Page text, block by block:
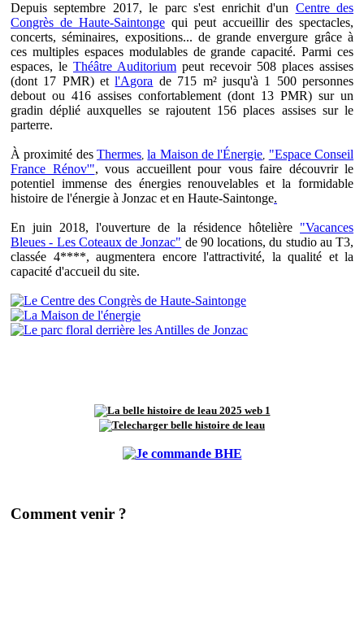
Depuis septembre 2017, le parc s'est enrichit d'un Centre des
Congrès de Haute-Saintonge qui peut accueillir des spectacles,
concerts, séminaires, expositions... de grande envergure grâce à
ces multiples espaces modulables de grande capacité. Parmi ces
espaces, le Théâtre Auditorium peut recevoir 508 places assises
(dont 17 PMR) et l'Agora de 715 m² jusqu'à 1 500 personnes
debout ou 416 assises confortablement (dont 13 PMR) sur un
gradin déplié auxquelles se rajoutent 156 places assises sur le
parterre.
À proximité des Thermes, la Maison de l'Énergie, "Espace Conseil
France Rénov'", vous accueillent pour vous faire découvrir le
potentiel immense des énergies renouvelables et la formidable
histoire de l'énergie à Jonzac et en Haute-Saintonge.
En juin 2018, l'ouverture de la résidence hôtelière "Vacances
Bleues - Les Coteaux de Jonzac" de 90 locations, du studio au T3,
classée 4****, augmentera encore l'attractivité, la qualité et la
capacité d'accueil du site.
Comment venir ?